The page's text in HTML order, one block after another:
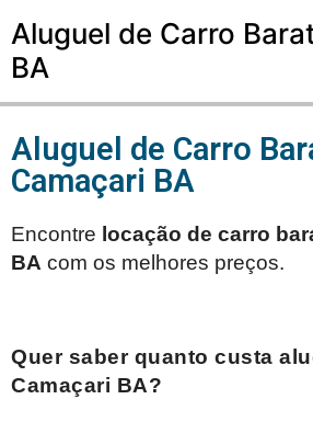
Aluguel de Carro
BA
Aluguel de Carro
Camaçari BA
Encontre locação de carro
BA com os melhores preços.
Quer saber quanto custa
Camaçari BA?